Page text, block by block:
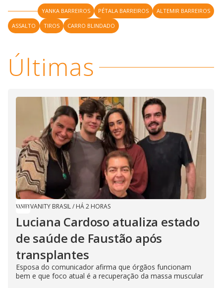
YANKA BARREIROS PÉTALA BARREIROS
ALTEMIR BARREIROS
ASSALTO
TIROS CARRO BLINDADO
Últimas
VANITY BRASIL/ HÁ 2 HORAS
Luciana Cardoso atualiza estado
de saúde de Faustão após
transplantes
Esposa do comunicador afirma que órgãos funcionam
bem e que foco atual é a recuperação da massa muscular